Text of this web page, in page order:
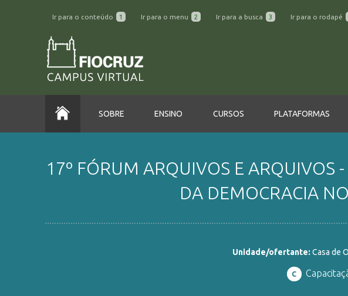
Ir para o conteúdo 1 Ir para o menu 2 Ir para a busca 3 Ir para o rodapé
SOBRE ENSINO CURSOS PLATAFORMAS
17º FÓRUM ARQUIVOS E ARQUIVOS
DA DEMOCRACIA
Unidade/ofertante: Casa de
C